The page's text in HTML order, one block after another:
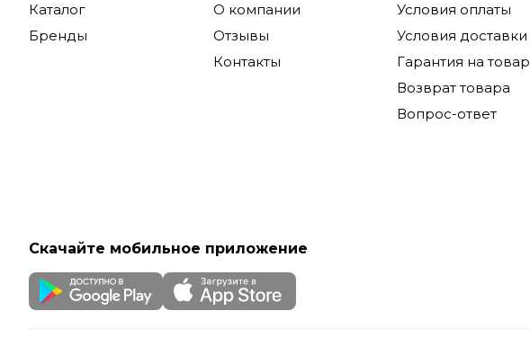
Каталог
Бренды
О компании
Отзывы
Контакты
Условия оплаты
Условия доставки
Гарантия на товар
Возврат товара
Вопрос-ответ
Скачайте мобильное приложение